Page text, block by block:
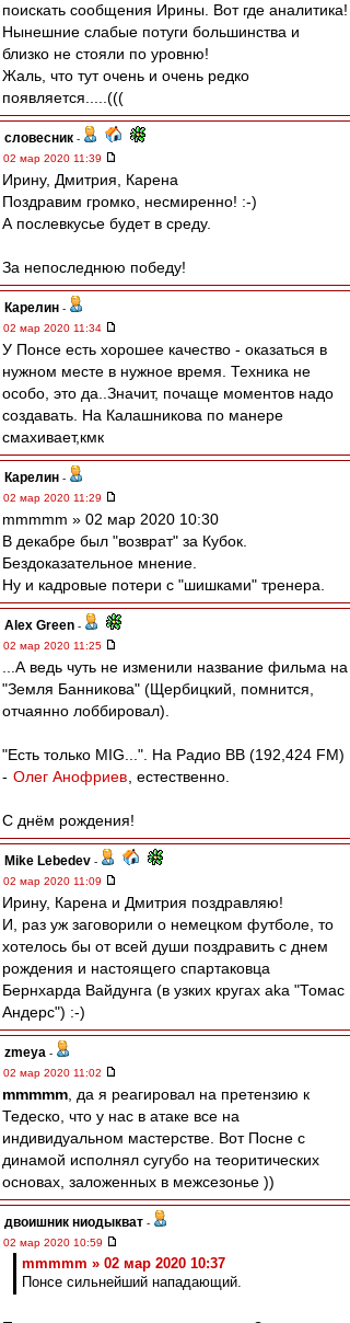
поискать сообщения Ирины. Вот где аналитика!
Нынешние слабые потуги большинства и
близко не стояли по уровню!
Жаль, что тут очень и очень редко
появляется.....(((
словесник -
02 мар 2020 11:39
Ирину, Дмитрия, Карена
Поздравим громко, несмиренно! :-)
А послевкусье будет в среду.
За непоследнюю победу!
Карелин -
02 мар 2020 11:34
У Понсе есть хорошее качество - оказаться в
нужном месте в нужное время. Техника не
особо, это да..Значит, почаще моментов надо
создавать. На Калашникова по манере
смахивает,кмк
Карелин -
02 мар 2020 11:29
mmmmm » 02 мар 2020 10:30
В декабре был "возврат" за Кубок.
Бездоказательное мнение.
Ну и кадровые потери с "шишками" тренера.
Alex Green -
02 мар 2020 11:25
...А ведь чуть не изменили название фильма на
"Земля Банникова" (Щербицкий, помнится,
отчаянно лоббировал).
"Есть только MIG...". На Радио ВВ (192,424 FM)
- Олег Анофриев , естественно.
С днём рождения!
Mike Lebedev -
02 мар 2020 11:09
Ирину, Карена и Дмитрия поздравляю!
И, раз уж заговорили о немецком футболе, то
хотелось бы от всей души поздравить с днем
рождения и настоящего спартаковца
Бернхарда Вайдунга (в узких кругах aka "Томас
Андерс") :-)
zmeya -
02 мар 2020 11:02
mmmmm , да я реагировал на претензию к
Тедеско, что у нас в атаке все на
индивидуальном мастерстве. Вот Посне с
динамой исполнял сугубо на теоритических
основах, заложенных в межсезонье ))
двоишник ниодыкват -
02 мар 2020 10:59
mmmmm » 02 мар 2020 10:37
Понсе сильнейший нападающий.